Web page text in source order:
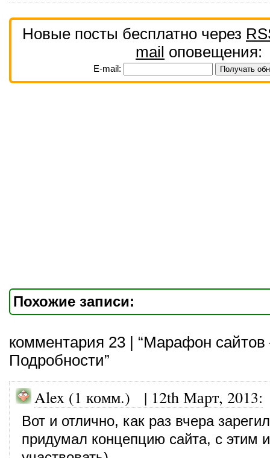
Новые посты бесплатно через
mail оповещения:
E-mail:
Похожие записи:
комментария 23 | “Марафон
Подробности”
Alex (1 комм.) | 12th Март, 2013:
Вот и отлично, как раз вчера
придумал концепцию сайта, с этим